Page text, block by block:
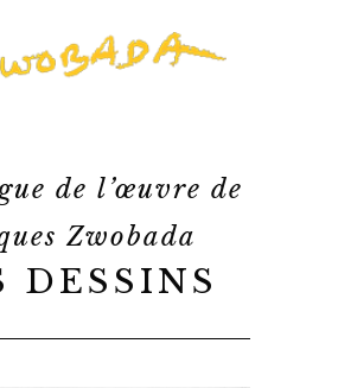
de l’œuvre de
Zwobada
DESSINS